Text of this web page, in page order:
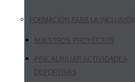
FORMACIÓN PARA LA INCLUSIÓN
NUESTROS PROYECTOS
PFIE AUXILIAR ACTIVIDADES
DEPORTIVAS